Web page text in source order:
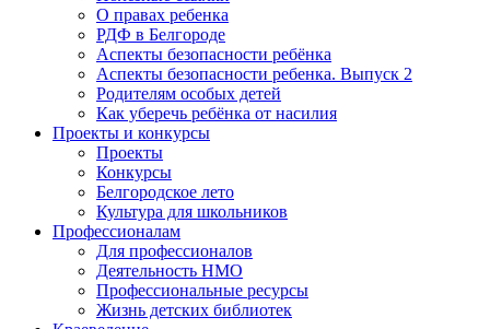
О правах ребенка
РДФ в Белгороде
Аспекты безопасности ребёнка
Аспекты безопасности ребенка. Выпуск 2
Родителям особых детей
Как уберечь ребёнка от насилия
Проекты и конкурсы
Проекты
Конкурсы
Белгородское лето
Культура для школьников
Профессионалам
Для профессионалов
Деятельность НМО
Профессиональные ресурсы
Жизнь детских библиотек